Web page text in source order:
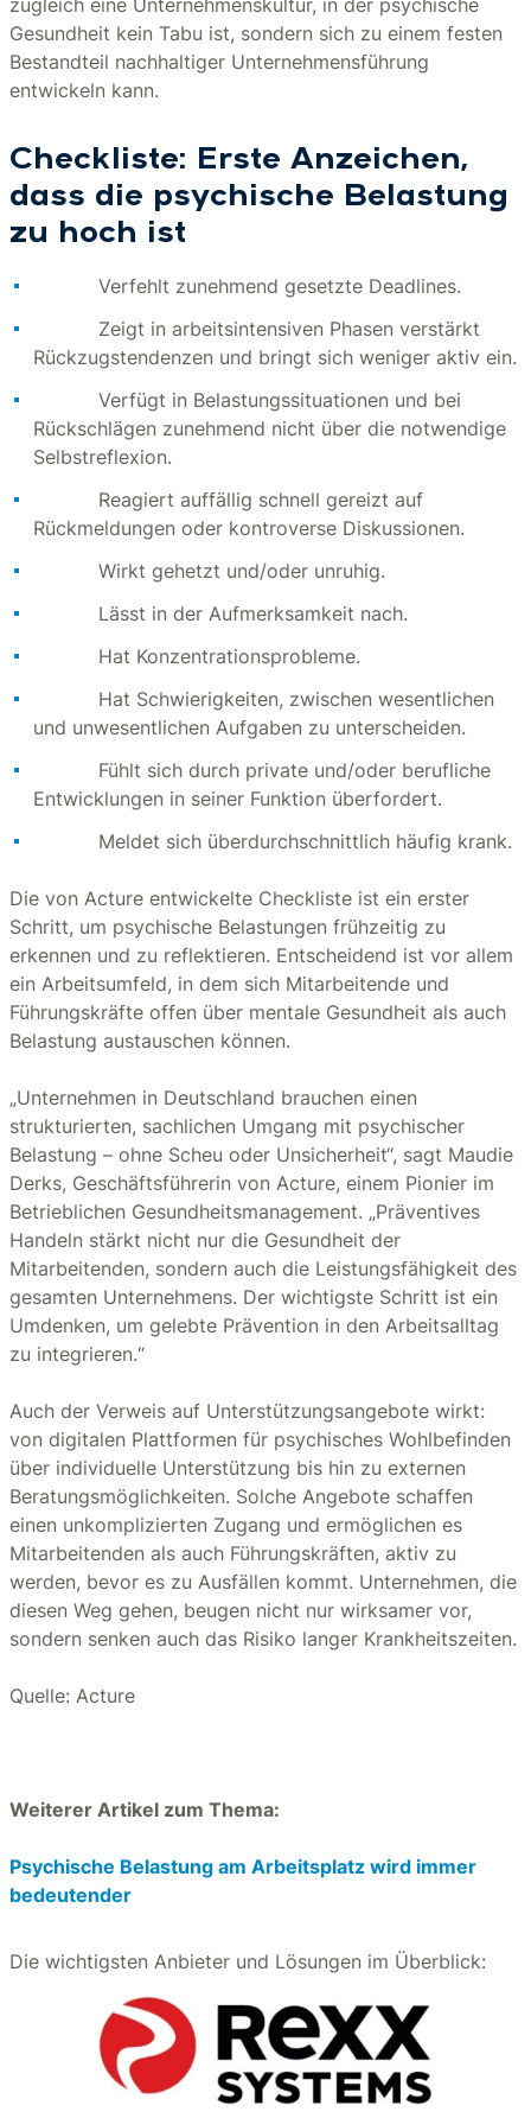
zugleich eine Unternehmenskultur, in der psychische
Gesundheit kein Tabu ist, sondern sich zu einem festen
Bestandteil nachhaltiger Unternehmensführung
entwickeln kann.
Checkliste: Erste Anzeichen,
dass die psychische Belastung
zu hoch ist
Verfehlt zunehmend gesetzte Deadlines.
Zeigt in arbeitsintensiven Phasen verstärkt
Rückzugstendenzen und bringt sich weniger aktiv ein.
Verfügt in Belastungssituationen und bei
Rückschlägen zunehmend nicht über die notwendige
Selbstreflexion.
Reagiert auffällig schnell gereizt auf
Rückmeldungen oder kontroverse Diskussionen.
Wirkt gehetzt und/oder unruhig.
Lässt in der Aufmerksamkeit nach.
Hat Konzentrationsprobleme.
Hat Schwierigkeiten, zwischen wesentlichen
und unwesentlichen Aufgaben zu unterscheiden.
Fühlt sich durch private und/oder berufliche
Entwicklungen in seiner Funktion überfordert.
Meldet sich überdurchschnittlich häufig krank.
Die von Acture entwickelte Checkliste ist ein erster
Schritt, um psychische Belastungen frühzeitig zu
erkennen und zu reflektieren. Entscheidend ist vor allem
ein Arbeitsumfeld, in dem sich Mitarbeitende und
Führungskräfte offen über mentale Gesundheit als auch
Belastung austauschen können.
„Unternehmen in Deutschland brauchen einen
strukturierten, sachlichen Umgang mit psychischer
Belastung – ohne Scheu oder Unsicherheit“, sagt Maudie
Derks, Geschäftsführerin von Acture, einem Pionier im
Betrieblichen Gesundheitsmanagement. „Präventives
Handeln stärkt nicht nur die Gesundheit der
Mitarbeitenden, sondern auch die Leistungsfähigkeit des
gesamten Unternehmens. Der wichtigste Schritt ist ein
Umdenken, um gelebte Prävention in den Arbeitsalltag
zu integrieren.“
Auch der Verweis auf Unterstützungsangebote wirkt:
von digitalen Plattformen für psychisches Wohlbefinden
über individuelle Unterstützung bis hin zu externen
Beratungsmöglichkeiten. Solche Angebote schaffen
einen unkomplizierten Zugang und ermöglichen es
Mitarbeitenden als auch Führungskräften, aktiv zu
werden, bevor es zu Ausfällen kommt. Unternehmen, die
diesen Weg gehen, beugen nicht nur wirksamer vor,
sondern senken auch das Risiko langer Krankheitszeiten.
Quelle: Acture
Weiterer Artikel zum Thema:
Psychische Belastung am Arbeitsplatz wird immer
bedeutender
Die wichtigsten Anbieter und Lösungen im Überblick: